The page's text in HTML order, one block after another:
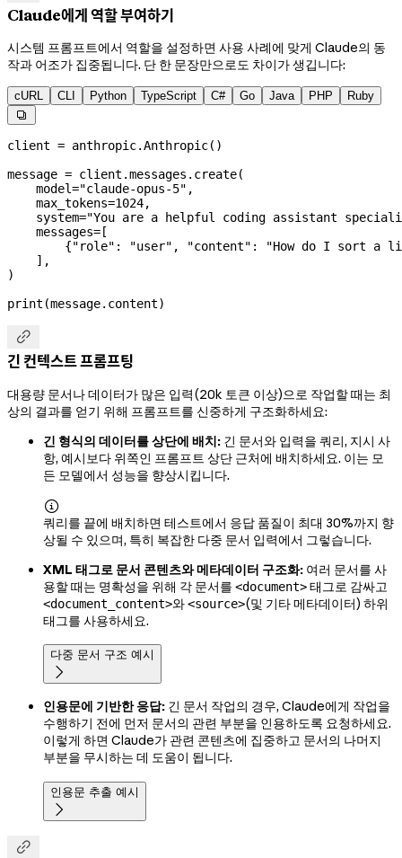
Claude에게 역할 부여하기
시스템 프롬프트에서 역할을 설정하면 사용 사례에 맞게 Claude의 동
작과 어조가 집중됩니다. 단 한 문장만으로도 차이가 생깁니다:
cURL CLI Python TypeScript C# Go Java PHP Ruby

client = anthropic.Anthropic()
message = client.messages.create(
    model
="claude-opus-5" ,
    max_tokens
=1024,
    system
="You are a helpful coding assistant
    messages
= [
        {
"role" : "user" , "content" :
"How do I sort a
    ],
)
print (message.content)

긴 컨텍스트 프롬프팅
대용량 문서나 데이터가 많은 입력(20k 토큰 이상)으로 작업할 때는 최
상의 결과를 얻기 위해 프롬프트를 신중하게 구조화하세요:
긴 형식의 데이터를 상단에 배치: 긴 문서와 입력을 쿼리, 지시 사
항, 예시보다 위쪽인 프롬프트 상단 근처에 배치하세요. 이는 모
든 모델에서 성능을 향상시킵니다.

쿼리를 끝에 배치하면 테스트에서 응답 품질이 최대 30%까지 향
상될 수 있으며, 특히 복잡한 다중 문서 입력에서 그렇습니다.
XML 태그로 문서 콘텐츠와 메타데이터 구조화: 여러 문서를 사
용할 때는 명확성을 위해 각 문서를 <document>태그로 감싸고
<document_content>와<source>(및 기타 메타데이터) 하위
태그를 사용하세요.
다중 문서 구조 예시

인용문에 기반한 응답: 긴 문서 작업의 경우, Claude에게 작업을
수행하기 전에 먼저 문서의 관련 부분을 인용하도록 요청하세요.
이렇게 하면 Claude가 관련 콘텐츠에 집중하고 문서의 나머지
부분을 무시하는 데 도움이 됩니다.
인용문 추출 예시

